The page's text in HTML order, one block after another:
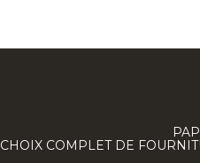
CHOIX COMPLET DE